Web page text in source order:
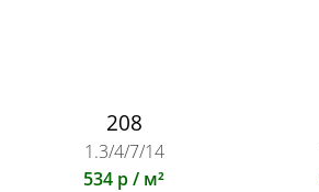
208
1.3/4/7/14
534 р / м²